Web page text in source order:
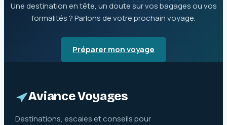
Une destination en tête, un doute sur vos bagages ou vos
formalités ? Parlons de votre prochain voyage.
Préparer mon voyage
Aviance Voyages
Destinations, escales et conseils pour